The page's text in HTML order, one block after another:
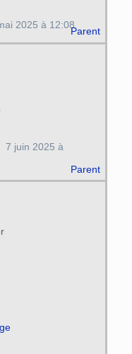
Parent
2025 à 12:08
Parent
7 juin 2025 à